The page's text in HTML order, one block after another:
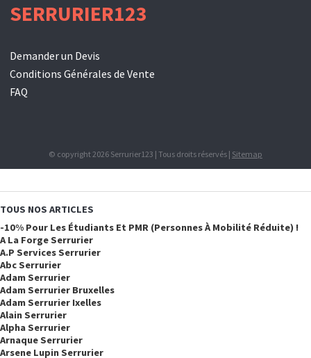
SERRURIER123
Demander un Devis
Conditions Générales de Vente
FAQ
© copyright 2026 Serrurier123 | Tous droits réservés | Sitemap
TOUS NOS ARTICLES
-10% Pour Les Étudiants Et PMR (personnes À Mobilité Réduite) !
A La Forge Serrurier
A.p Services Serrurier
Abc Serrurier
Adam Serrurier
Adam Serrurier Bruxelles
Adam Serrurier Ixelles
Alain Serrurier
Alpha Serrurier
Arnaque Serrurier
Arsene Lupin Serrurier